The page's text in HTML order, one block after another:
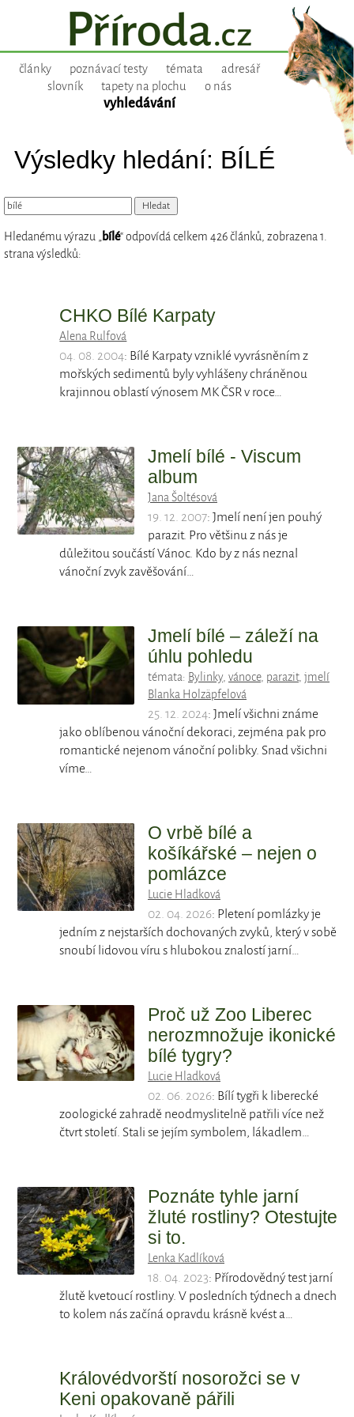
články poznávací testy témata
adresář
slovník
tapety na plochu o nás
vyhledávání
Výsledky hledání: BÍLÉ
Hledanému výrazu „bílé“ odpovídá celkem 426 článků, zobrazena 1.
strana výsledků:
CHKO Bílé Karpaty
Alena Rulfová
04. 08. 2004: Bílé Karpaty vzniklé vyvrásněním z
mořských sedimentů byly vyhlášeny chráněnou
krajinnou oblastí výnosem MK ČSR v roce…
Jmelí bílé - Viscum
album
Jana Šoltésová
19. 12. 2007: Jmelí není jen pouhý
parazit. Pro většinu z nás je
důležitou součástí Vánoc. Kdo by z nás neznal
vánoční zvyk zavěšování…
Jmelí bílé – záleží na
úhlu pohledu
témata: Bylinky, vánoce, parazit, jmelí
Blanka Holzäpfelová
25. 12. 2024: Jmelí všichni známe
jako oblíbenou vánoční dekoraci, zejména pak pro
romantické nejenom vánoční polibky. Snad všichni
víme…
O vrbě bílé a
košíkářské – nejen o
pomlázce
Lucie Hladková
02. 04. 2026: Pletení pomlázky je
jedním z nejstarších dochovaných zvyků, který v sobě
snoubí lidovou víru s hlubokou znalostí jarní…
Proč už Zoo Liberec
nerozmnožuje ikonické
bílé tygry?
Lucie Hladková
02. 06. 2026: Bílí tygři k liberecké
zoologické zahradě neodmyslitelně patřili více než
čtvrt století. Stali se jejím symbolem, lákadlem…
Poznáte tyhle jarní
žluté rostliny? Otestujte
si to.
Lenka Kadlíková
18. 04. 2023: Přírodovědný test jarní
žlutě kvetoucí rostliny. V posledních týdnech a dnech
to kolem nás začíná opravdu krásně kvést a…
Královédvorští nosorožci se v
Keni opakovaně pářili